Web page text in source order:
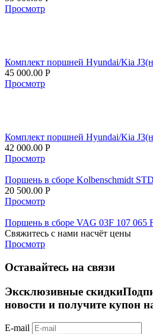
Просмотр
Комплект поршней Hyundai/Kia
45 000.00 Р
Просмотр
Комплект поршней Hyundai/Kia
42 000.00 Р
Просмотр
Поршень в сборе Kolbenschmidt
20 500.00 Р
Просмотр
Поршень в сборе VAG 03F 107 065
Свяжитесь с нами насчёт цены
Просмотр
Оставайтесь на связи
Эксклюзивные скидки
новости и получите купон
E-mail